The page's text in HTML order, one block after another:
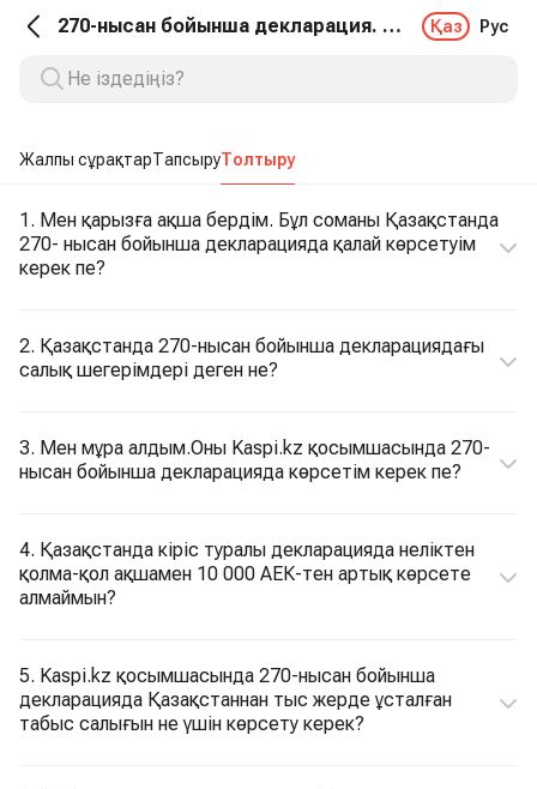
270-нысан бойынша декларация. Толтыру Қаз Рус
Жалпы сұрақтарТапсыруТолтыру
1. Мен қарызға ақша бердім. Бұл соманы Қазақстанда
270- нысан бойынша декларацияда қалай көрсетуім
керек пе?
2. Қазақстанда 270-нысан бойынша декларациядағы
салық шегерімдері деген не?
3. Мен мұра алдым.Оны Kaspi.kz қосымшасында 270-
нысан бойынша декларацияда көрсетім керек пе?
4. Қазақстанда кіріс туралы декларацияда неліктен
қолма-қол ақшамен 10 000 АЕК-тен артық көрсете
алмаймын?
5. Kaspi.kz қосымшасында 270-нысан бойынша
декларацияда Қазақстаннан тыс жерде ұсталған
табыс салығын не үшін көрсету керек?